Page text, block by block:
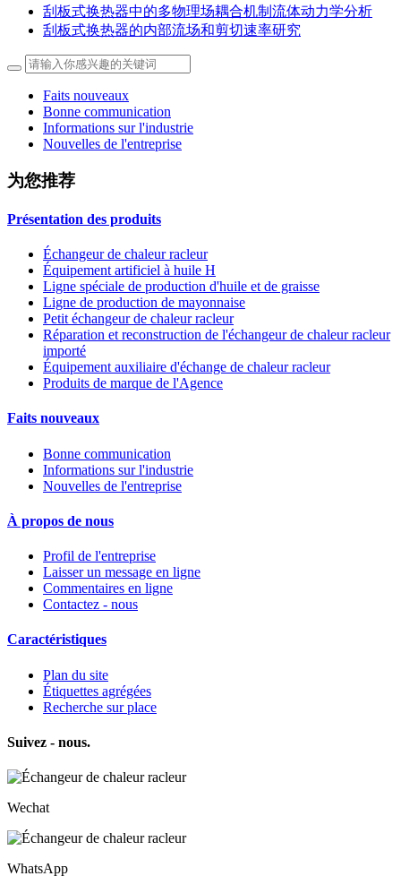
刮板式换热器中的多物理场耦合机制流体动力学分析
刮板式换热器的内部流场和剪切速率研究
Faits nouveaux
Bonne communication
Informations sur l'industrie
Nouvelles de l'entreprise
为您推荐
Présentation des produits
Échangeur de chaleur racleur
Équipement artificiel à huile H
Ligne spéciale de production d'huile et de graisse
Ligne de production de mayonnaise
Petit échangeur de chaleur racleur
Réparation et reconstruction de l'échangeur de chaleur racleur
importé
Équipement auxiliaire d'échange de chaleur racleur
Produits de marque de l'Agence
Faits nouveaux
Bonne communication
Informations sur l'industrie
Nouvelles de l'entreprise
À propos de nous
Profil de l'entreprise
Laisser un message en ligne
Commentaires en ligne
Contactez - nous
Caractéristiques
Plan du site
Étiquettes agrégées
Recherche sur place
Suivez - nous.
Wechat
WhatsApp